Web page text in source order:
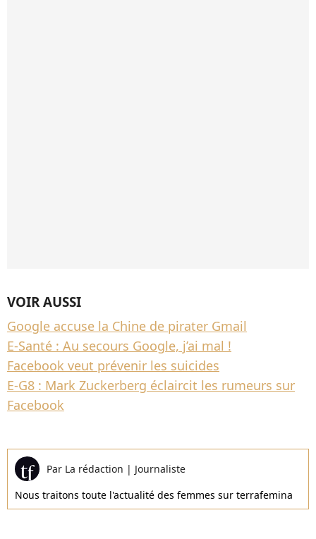
VOIR AUSSI
Google accuse la Chine de pirater Gmail
E-Santé : Au secours Google, j’ai mal !
Facebook veut prévenir les suicides
E-G8 : Mark Zuckerberg éclaircit les rumeurs sur
Facebook
Par La rédaction | Journaliste
Nous traitons toute l'actualité des femmes sur terrafemina